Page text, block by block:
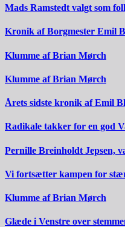
Mads Ramstedt valgt som
Kronik af Borgmester Emil
Klumme af Brian Mørch
Klumme af Brian Mørch
Årets sidste kronik af Emil
Radikale takker for en god
Pernille Breinholdt Jepsen,
Vi fortsætter kampen for
Klumme af Brian Mørch
Glæde i Venstre over